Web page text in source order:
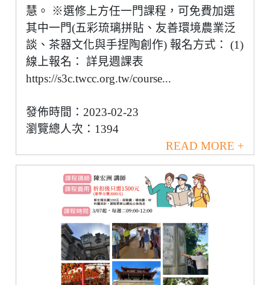
慧。 ※選修上方任一門課程，可免費加選
其中一門(五彩琉璃拼貼、友善環境農業泛
談、茶器文化與手捏陶創作) 報名方式： (1)
線上報名： 詳見週課表
https://s3c.twcc.org.tw/course...
發佈時間：2023-02-23
瀏覽總人次：1394
READ MORE +